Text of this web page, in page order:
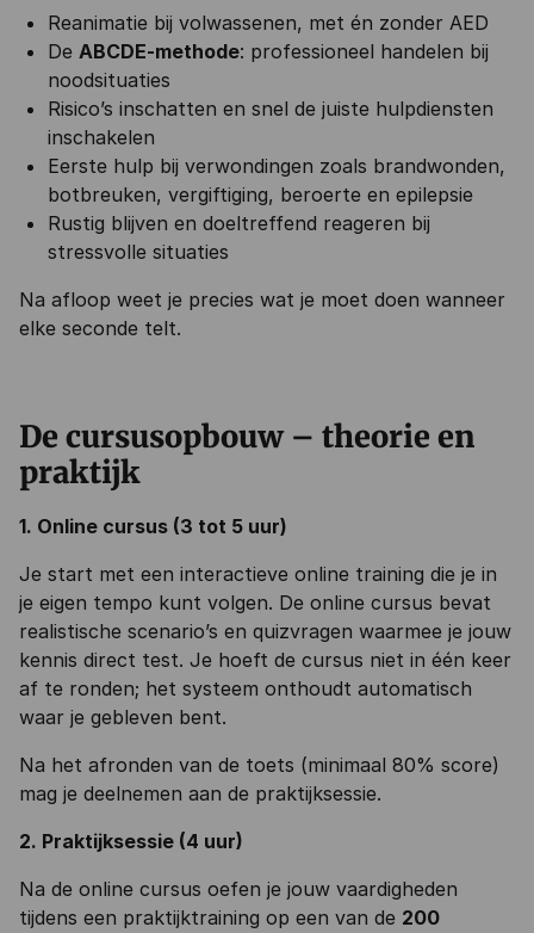
Reanimatie bij volwassenen, met én zonder AED
De ABCDE-methode: professioneel handelen bij
noodsituaties
Risico’s inschatten en snel de juiste hulpdiensten
inschakelen
Eerste hulp bij verwondingen zoals brandwonden,
botbreuken, vergiftiging, beroerte en epilepsie
Rustig blijven en doeltreffend reageren bij
stressvolle situaties
Na afloop weet je precies wat je moet doen wanneer
elke seconde telt.
De cursusopbouw – theorie en
praktijk
1. Online cursus (3 tot 5 uur)
Je start met een interactieve online training die je in
je eigen tempo kunt volgen. De online cursus bevat
realistische scenario’s en quizvragen waarmee je jouw
kennis direct test. Je hoeft de cursus niet in één keer
af te ronden; het systeem onthoudt automatisch
waar je gebleven bent.
Na het afronden van de toets (minimaal 80% score)
mag je deelnemen aan de praktijksessie.
2. Praktijksessie (4 uur)
Na de online cursus oefen je jouw vaardigheden
tijdens een praktijktraining op een van de 200